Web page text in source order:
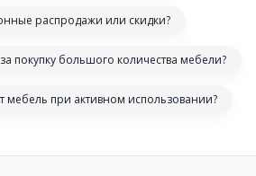
распродажи или скидки?
покупку большого количества мебели?
мебель при активном использовании?